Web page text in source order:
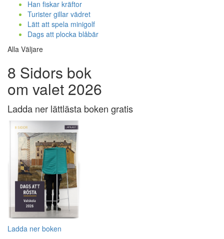
Han fiskar kräftor
Turister gillar vädret
Lätt att spela minigolf
Dags att plocka blåbär
Alla Väljare
8 Sidors bok
om valet 2026
Ladda ner lättlästa boken gratis
Ladda ner boken